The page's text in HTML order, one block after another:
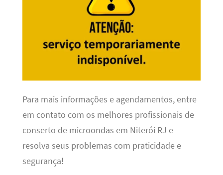
Para mais informações e agendamentos, entre
em contato com os melhores profissionais de
conserto de microondas em Niterói RJ e
resolva seus problemas com praticidade e
segurança!